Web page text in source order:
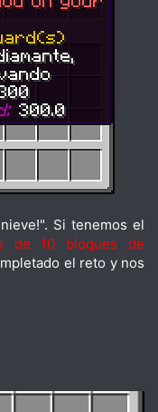
Si tenemos el
de 10 bloques de
el reto y nos